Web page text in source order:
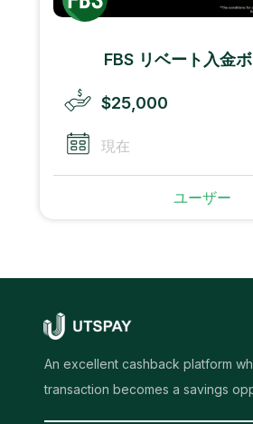
FBS リベート入金
$25,000
現在
ユーザー
An excellent cashback platform
transaction becomes a savings